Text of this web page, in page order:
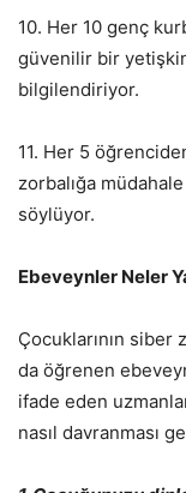
10. Her 10 genç
güvenilir bir
bilgilendiriyor.
11. Her 5
zorbalığa
söylüyor.
Ebeveynler Neler
Çocuklarının siber
da öğrenen
ifade eden
nasıl davranması